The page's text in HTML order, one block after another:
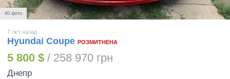
40 фото
7 лет назад
Hyundai Coupe РОЗМИТНЕНА
5 800 $ / 258 970 грн
Днепр